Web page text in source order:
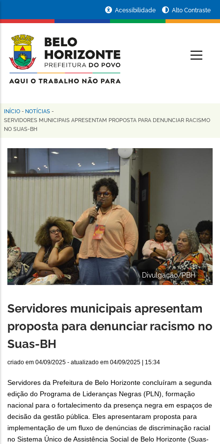
conteúdo
principal
da
Prefeitura
de
Horizonte
Acessibilidade Alto Contraste
Trilha
de
navegação
INÍCIO - NOTÍCIAS -
SERVIDORES MUNICIPAIS APRESENTAM PROPOSTA PARA DENUNCIAR RACISMO
NO SUAS-BH
Divulgação/PBH
Servidores municipais apresentam
proposta para denunciar racismo no
Suas-BH
criado em 04/09/2025 - atualizado em 04/09/2025 | 15:34
Servidores da Prefeitura de Belo Horizonte concluíram a segunda
edição do Programa de Lideranças Negras (PLN), formação
nacional para o fortalecimento da presença negra em espaços de
decisão da gestão pública. Eles apresentaram proposta para
implementação de um fluxo de denúncias de discriminação racial
no Sistema Único de Assistência Social de Belo Horizonte (Suas-